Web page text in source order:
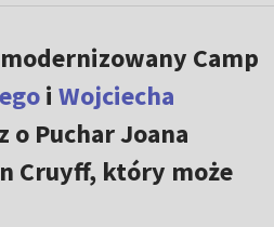
Camp
i Wojciecha
o Puchar Joana
Cruyff, który może